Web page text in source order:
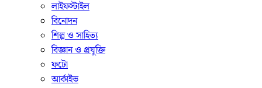
লাইফস্টাইল
বিনোদন
শিল্প ও সাহিত্য
বিজ্ঞান ও প্রযুক্তি
ফটো
আর্কাইভ